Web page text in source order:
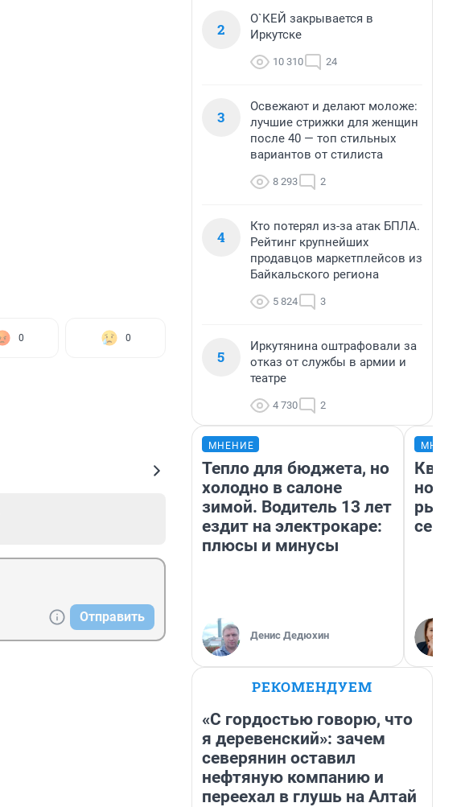
0 0
Отправить
2
О`КЕЙ закрывается в
Иркутске
10 310 24
3
Освежают и делают моложе:
лучшие стрижки для женщин
после 40 — топ стильных
вариантов от стилиста
8 293 2
4
Кто потерял из-за атак БПЛА.
Рейтинг крупнейших
продавцов маркетплейсов из
Байкальского региона
5 824 3
5
Иркутянина оштрафовали за
отказ от службы в армии и
театре
4 730 2
МНЕНИЕ
Тепло для бюджета, но
холодно в салоне
зимой. Водитель 13 лет
ездит на электрокаре:
плюсы и минусы
Денис Дедюхин
но
РЕКОМЕНДУЕМ
«С гордостью говорю, что
я деревенский»: зачем
северянин оставил
нефтяную компанию и
переехал в глушь на Алтай